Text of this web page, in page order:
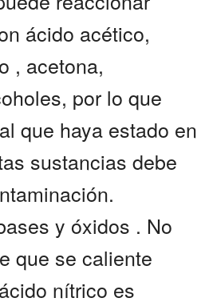
ácido acético,
, acetona,
por lo que
que haya estado en
sustancias debe
y óxidos . No
que se caliente
nítrico es